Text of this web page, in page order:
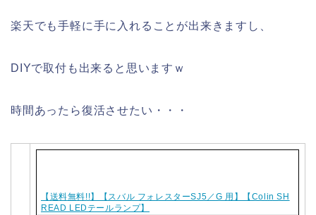
楽天でも手軽に手に入れることが出来きますし、
DIYで取付も出来ると思いますｗ
時間あったら復活させたい・・・
【送料無料!!】【スバル フォレスターSJ5／G 用】【Colin SH
READ LEDテールランプ】